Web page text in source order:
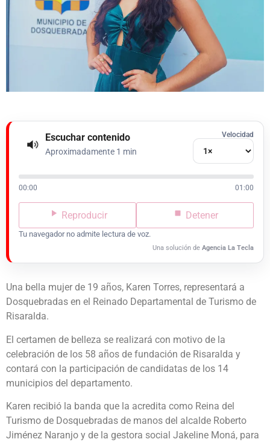
Escuchar contenido
Aproximadamente 1 min
Velocidad
00:00 01:00
Reproducir Detener
Tu navegador no admite lectura de voz.
Una solución de Agencia La Tecla
Una bella mujer de 19 años, Karen Torres, representará a
Dosquebradas en el Reinado Departamental de Turismo de
Risaralda.
El certamen de belleza se realizará con motivo de la
celebración de los 58 años de fundación de Risaralda y
contará con la participación de candidatas de los 14
municipios del departamento.
Karen recibió la banda que la acredita como Reina del
Turismo de Dosquebradas de manos del alcalde Roberto
Jiménez Naranjo y de la gestora social Jakeline Moná, para